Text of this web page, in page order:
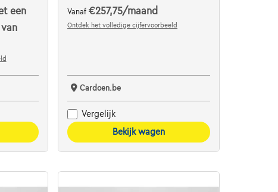
een
Vanaf€257,75/maand
Ontdek het volledige cijfervoorbeeld
Cardoen.be
Vergelijk
Bekijk wagen